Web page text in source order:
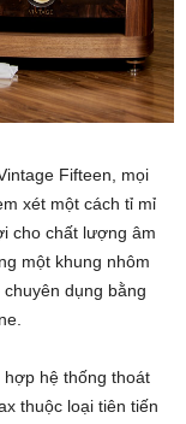
Fifteen, mọi
xét một cách tỉ mỉ
cho chất lượng âm
một khung nhôm
dụng bằng
hệ thống thoát
thuộc loại tiên tiến